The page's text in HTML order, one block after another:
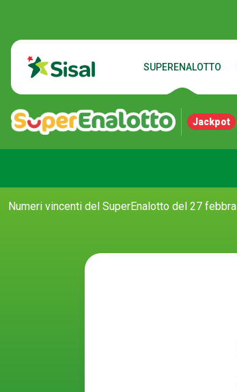
SUPERENALOTTO
Jackpot